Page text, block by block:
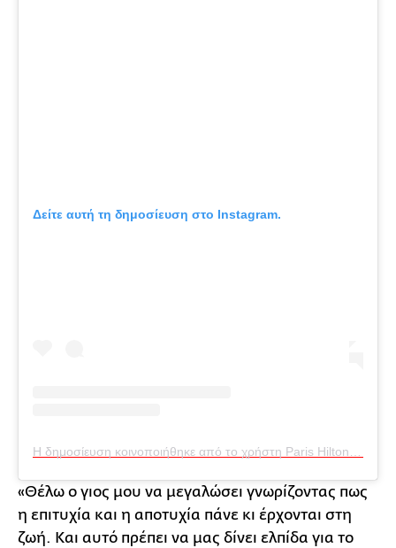
Δείτε αυτή τη δημοσίευση στο Instagram.
«Θέλω ο γιος μου να μεγαλώσει γνωρίζοντας πως
η επιτυχία και η αποτυχία πάνε κι έρχονται στη
ζωή. Και αυτό πρέπει να μας δίνει ελπίδα για το